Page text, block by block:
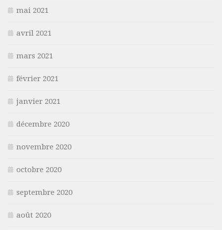
mai 2021
avril 2021
mars 2021
février 2021
janvier 2021
décembre 2020
novembre 2020
octobre 2020
septembre 2020
août 2020